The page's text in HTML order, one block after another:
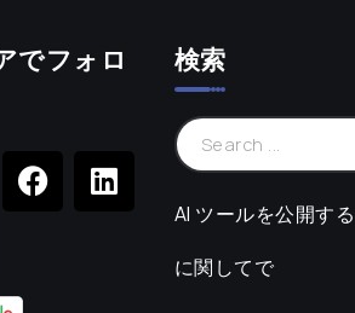
でフォロ
検索
AI ツールを公開する
に関してで